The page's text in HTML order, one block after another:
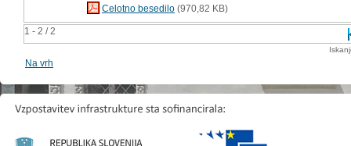
1 - 2 / 2
Celotno besedilo (970,82 KB)
Na vrh